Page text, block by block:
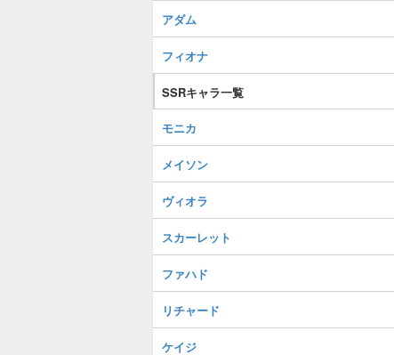
アダム
フィオナ
SSRキャラ一覧
モニカ
メイソン
ヴィオラ
スカーレット
ファハド
リチャード
ケイジ